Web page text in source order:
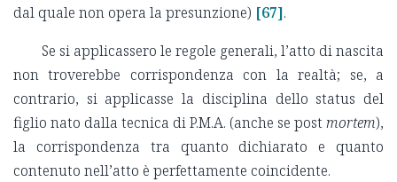
dal quale non opera la presunzione) [67].
Se si applicassero le regole generali, l’atto di nascita
non troverebbe corrispondenza con la realtà; se, a
contrario, si applicasse la disciplina dello status del
figlio nato dalla tecnica di P.M.A. (anche se post mortem),
la corrispondenza tra quanto dichiarato e quanto
contenuto nell’atto è perfettamente coincidente.